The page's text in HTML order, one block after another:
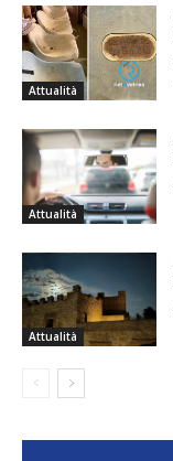
Attualità
Attualità
Attualità